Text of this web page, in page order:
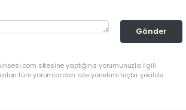
Gönder
sitesine yaptığınız yorumunuzla ilgili
tüm yorumlardan site yönetimi hiçbir şekilde